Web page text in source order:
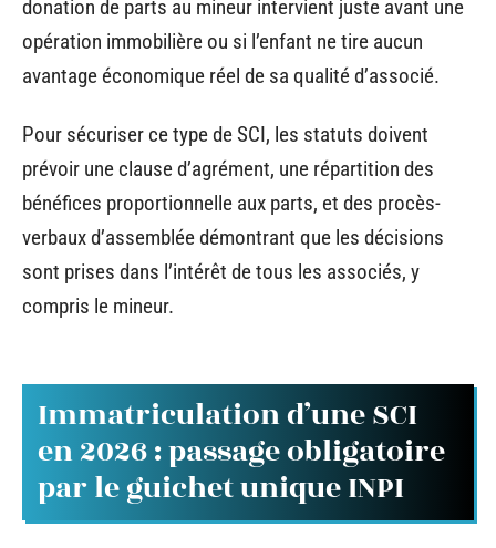
donation de parts au mineur intervient juste avant une
opération immobilière ou si l’enfant ne tire aucun
avantage économique réel de sa qualité d’associé.
Pour sécuriser ce type de SCI, les statuts doivent
prévoir une clause d’agrément, une répartition des
bénéfices proportionnelle aux parts, et des procès-
verbaux d’assemblée démontrant que les décisions
sont prises dans l’intérêt de tous les associés, y
compris le mineur.
Immatriculation d’une SCI
en 2026 : passage obligatoire
par le guichet unique INPI